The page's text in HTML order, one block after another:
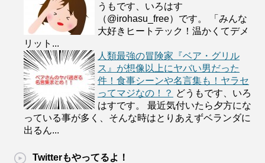
うもです、いろはす
（@irohasu_free）です。 「みんな
大好きヒートテック！温かくてデメ
リット...
人類最強の冒険家『ベア・グリル
ス』が想像以上にヤバい男だった
件！食事シーンや名言集も！ヤラセ
ってマジなの！？ どうもです、いろ
はすです。 最近気付いたら夕方にな
っている事が多く、そんな時はとりあえずベランダに
出るん...
Twitterもやってるよ！